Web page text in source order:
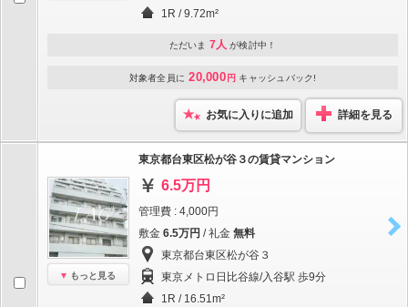
1R / 9.72m²
ただいま 7人 が検討中！
対象者全員に 20,000 円 キャッシュバック!
お気に入りに追加 詳細を見る
もっと見る
東京都台東区松が谷３の賃貸マンション
6.5万円
管理費 : 4,000円
敷金 6.5万円 / 礼金 無料
東京都台東区松が谷３
東京メトロ日比谷線/入谷駅 歩9分
1R / 16.51m²